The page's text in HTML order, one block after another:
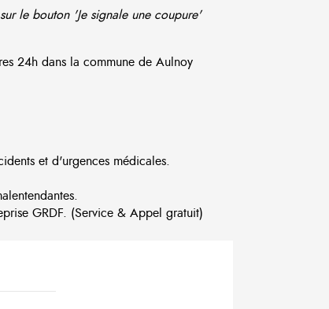
le bouton 'Je signale une coupure'
24h dans la commune de Aulnoy
et d'urgences médicales.
GRDF. (Service & Appel gratuit)